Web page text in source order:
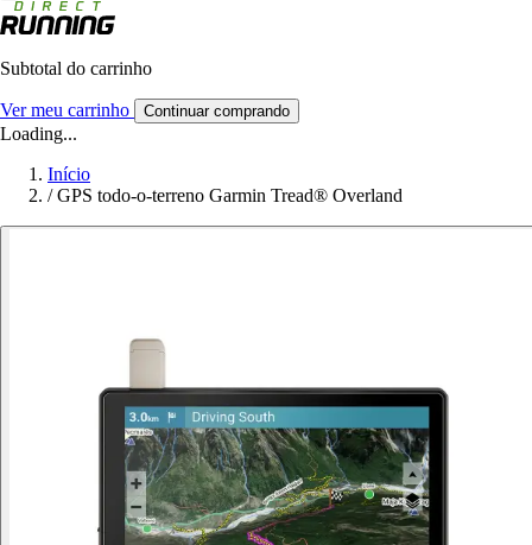
Subtotal do carrinho
Ver meu carrinho Continuar comprando
Loading...
Início
/ GPS todo-o-terreno Garmin Tread® Overland